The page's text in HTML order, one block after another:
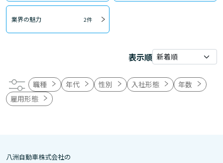
業界の魅力 2件
表示順
職種 年代 性別 入社形態
年数
雇用形態
八洲自動車株式会社の